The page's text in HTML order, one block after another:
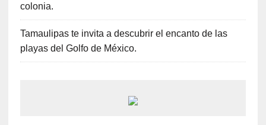
colonia.
Tamaulipas te invita a descubrir el encanto de las
playas del Golfo de México.